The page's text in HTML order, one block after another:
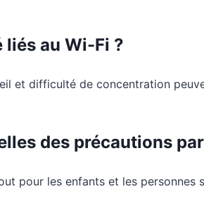
liés au Wi-Fi ?
et difficulté de concentration
des précautions
pour les enfants et les